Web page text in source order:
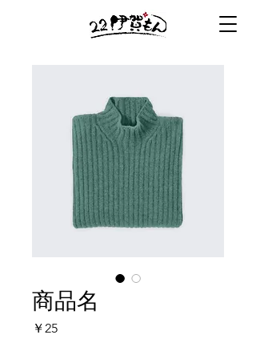
商品名
￥25価